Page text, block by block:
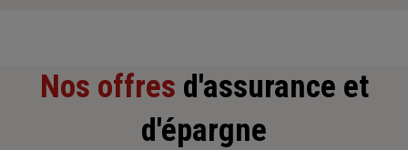
Nos offres d'assurance et
d'épargne